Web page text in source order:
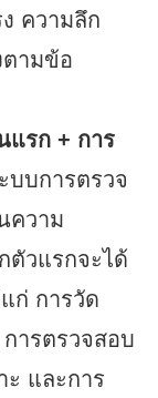
ความลึก
ตามข้อ
แรก + การ
บบการตรวจ
ความ
ตัวแรกจะได้
ก่ การวัด
ารตรวจสอบ
ะ และการ